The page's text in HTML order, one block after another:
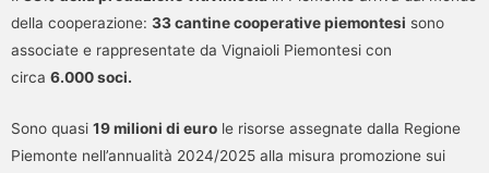
della cooperazione: 33 cantine cooperative piemontesi sono
associate e rappresentate da Vignaioli Piemontesi con
circa 6.000 soci.
Sono quasi 19 milioni di euro le risorse assegnate dalla Regione
Piemonte nell’annualità 2024/2025 alla misura promozione sui